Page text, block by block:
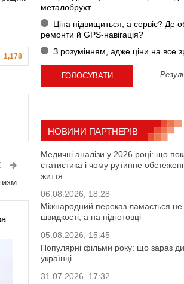
1,178
металобрухт
Ціна підвищиться, а сервіс? Де
ремонти й GPS-навігація?
З розумінням, адже ціни на все
НОВИНИ ПАРТНЕРІВ
Медичні аналізи у 2026 році: що
статистика і чому рутинне
життя
06.08.2026, 18:28
Міжнародний переказ ламається не
швидкості, а на підготовці
05.08.2026, 15:45
Популярні фільми року: що зараз
українці
31.07.2026, 17:32